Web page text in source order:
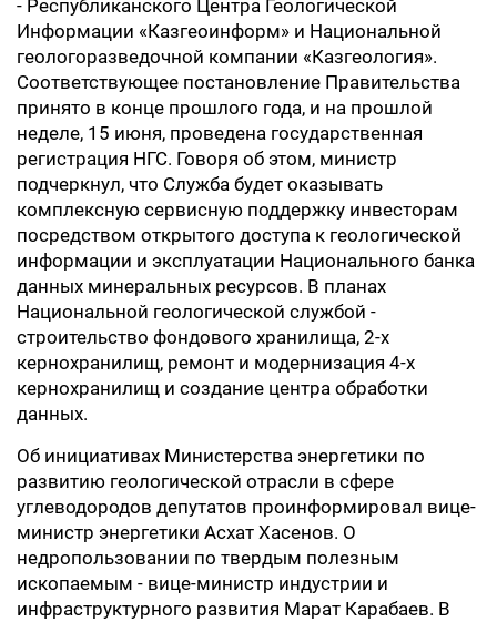
- Республиканского Центра Геологической
Информации «Казгеоинформ» и Национальной
геологоразведочной компании «Казгеология».
Соответствующее постановление Правительства
принято в конце прошлого года, и на прошлой
неделе, 15 июня, проведена государственная
регистрация НГС. Говоря об этом, министр
подчеркнул, что Служба будет оказывать
комплексную сервисную поддержку инвесторам
посредством открытого доступа к геологической
информации и эксплуатации Национального банка
данных минеральных ресурсов. В планах
Национальной геологической службой -
строительство фондового хранилища, 2-х
кернохранилищ, ремонт и модернизация 4-х
кернохранилищ и создание центра обработки
данных.
Об инициативах Министерства энергетики по
развитию геологической отрасли в сфере
углеводородов депутатов проинформировал вице-
министр энергетики Асхат Хасенов. О
недропользовании по твердым полезным
ископаемым - вице-министр индустрии и
инфраструктурного развития Марат Карабаев. В